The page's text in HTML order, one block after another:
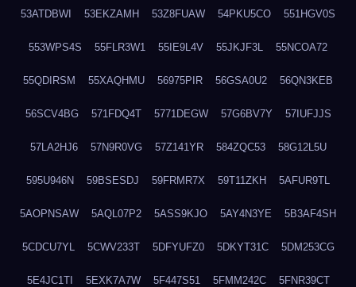
53ATDBWI 53EKZAMH 53Z8FUAW 54PKU5CO 551HGV0S
553WPS4S 55FLR3W1 55IE9L4V 55JKJF3L 55NCOA72
55QDIRSM 55XAQHMU 56975PIR 56GSA0U2 56QN3KEB
56SCV4BG 571FDQ4T 5771DEGW 57G6BV7Y 57IUFJJS
57LA2HJ6 57N9R0VG 57Z141YR 584ZQC53 58G12L5U
595U946N 59BSESDJ 59FRMR7X 59T11ZKH 5AFUR9TL
5AOPNSAW 5AQL07P2 5ASS9KJO 5AY4N3YE 5B3AF4SH
5CDCU7YL 5CWV233T 5DFYUFZ0 5DKYT31C 5DM253CG
5E4JC1TI 5EXK7A7W 5F447S51 5FMM242C 5FNR39CT